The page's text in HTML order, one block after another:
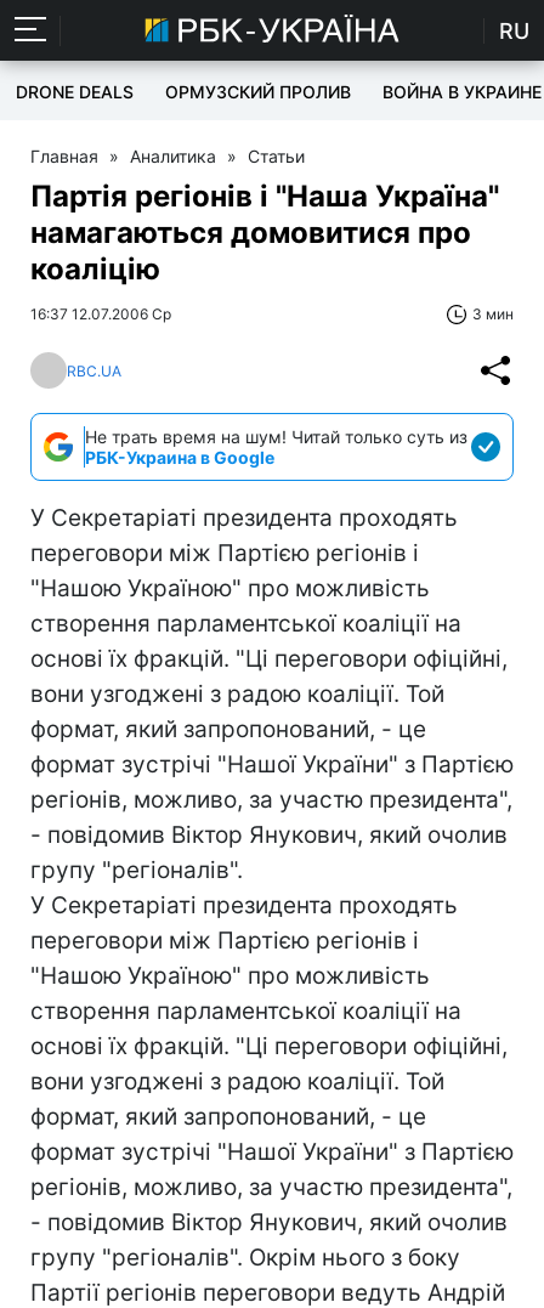
RU
DRONE DEALS ОРМУЗСКИЙ ПРОЛИВ ВОЙНА В УКРАИНЕ
Главная » Аналитика » Статьи
Партія регіонів і "Наша Україна"
намагаються домовитися про
коаліцію
16:37 12.07.2006 Ср 3 мин
RBC.UA
Не трать время на шум! Читай только суть из
РБК-Украина в Google
У Секретаріаті президента проходять
переговори між Партією регіонів і
"Нашою Україною" про можливість
створення парламентської коаліції на
основі їх фракцій. "Ці переговори офіційні,
вони узгоджені з радою коаліції. Той
формат, який запропонований, - це
формат зустрічі "Нашої України" з Партією
регіонів, можливо, за участю президента",
- повідомив Віктор Янукович, який очолив
групу "регіоналів".
У Секретаріаті президента проходять
переговори між Партією регіонів і
"Нашою Україною" про можливість
створення парламентської коаліції на
основі їх фракцій. "Ці переговори офіційні,
вони узгоджені з радою коаліції. Той
формат, який запропонований, - це
формат зустрічі "Нашої України" з Партією
регіонів, можливо, за участю президента",
- повідомив Віктор Янукович, який очолив
групу "регіоналів". Окрім нього з боку
Партії регіонів переговори ведуть Андрій